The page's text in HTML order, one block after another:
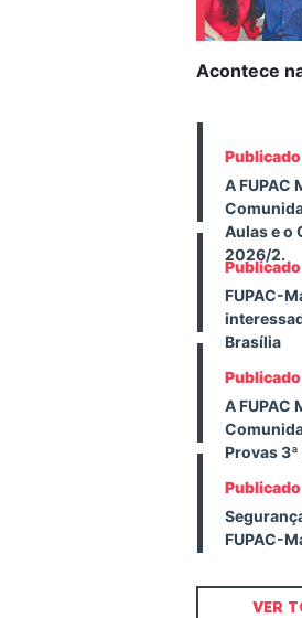
Acontece
A FUPAC
Aulas e o
2026/2.
FUPAC-
Brasília
A FUPAC
Provas
FUPAC-
VER